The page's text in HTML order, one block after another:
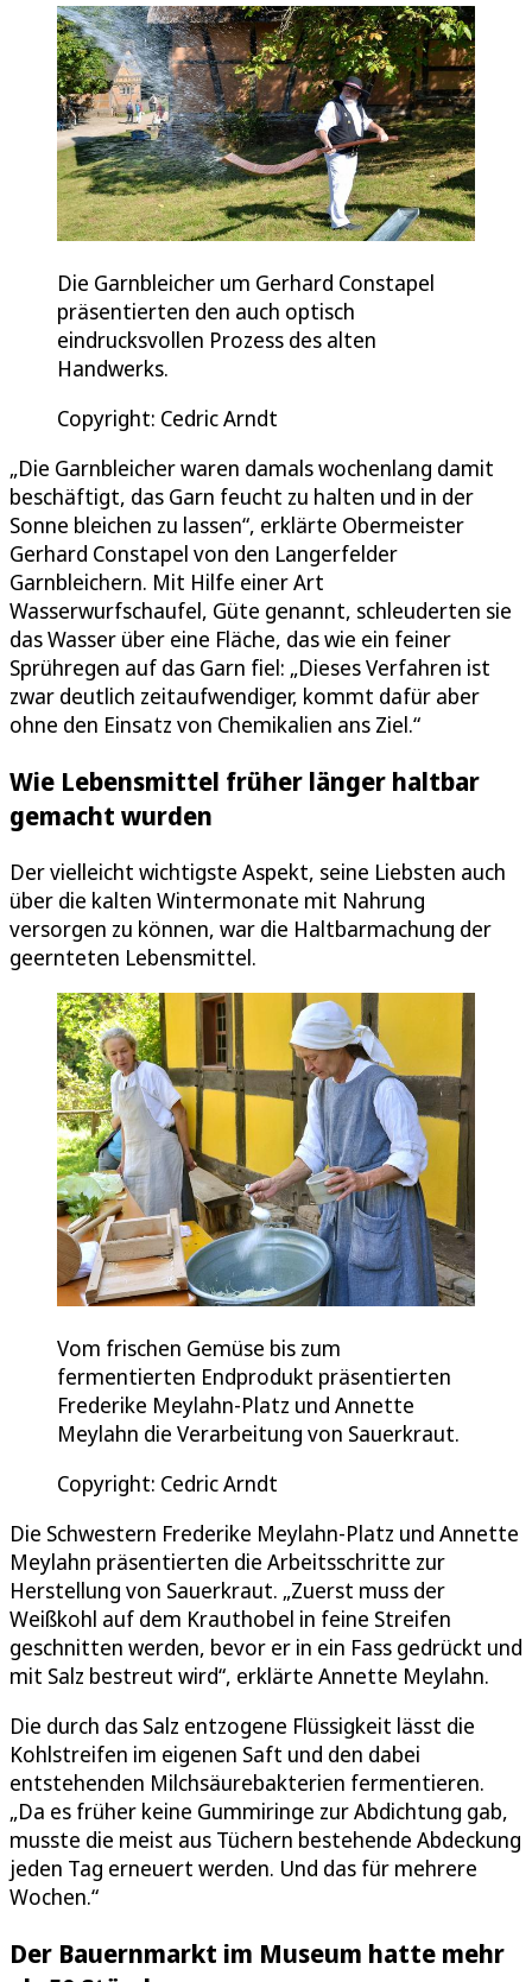
Die Garnbleicher um Gerhard Constapel
präsentierten den auch optisch
eindrucksvollen Prozess des alten
Handwerks.
Copyright: Cedric Arndt
„Die Garnbleicher waren damals wochenlang damit
beschäftigt, das Garn feucht zu halten und in der
Sonne bleichen zu lassen“, erklärte Obermeister
Gerhard Constapel von den Langerfelder
Garnbleichern. Mit Hilfe einer Art
Wasserwurfschaufel, Güte genannt, schleuderten sie
das Wasser über eine Fläche, das wie ein feiner
Sprühregen auf das Garn fiel: „Dieses Verfahren ist
zwar deutlich zeitaufwendiger, kommt dafür aber
ohne den Einsatz von Chemikalien ans Ziel.“
Wie Lebensmittel früher länger haltbar
gemacht wurden
Der vielleicht wichtigste Aspekt, seine Liebsten auch
über die kalten Wintermonate mit Nahrung
versorgen zu können, war die Haltbarmachung der
geernteten Lebensmittel.
Vom frischen Gemüse bis zum
fermentierten Endprodukt präsentierten
Frederike Meylahn-Platz und Annette
Meylahn die Verarbeitung von Sauerkraut.
Copyright: Cedric Arndt
Die Schwestern Frederike Meylahn-Platz und Annette
Meylahn präsentierten die Arbeitsschritte zur
Herstellung von Sauerkraut. „Zuerst muss der
Weißkohl auf dem Krauthobel in feine Streifen
geschnitten werden, bevor er in ein Fass gedrückt und
mit Salz bestreut wird“, erklärte Annette Meylahn.
Die durch das Salz entzogene Flüssigkeit lässt die
Kohlstreifen im eigenen Saft und den dabei
entstehenden Milchsäurebakterien fermentieren.
„Da es früher keine Gummiringe zur Abdichtung gab,
musste die meist aus Tüchern bestehende Abdeckung
jeden Tag erneuert werden. Und das für mehrere
Wochen.“
Der Bauernmarkt im Museum hatte mehr